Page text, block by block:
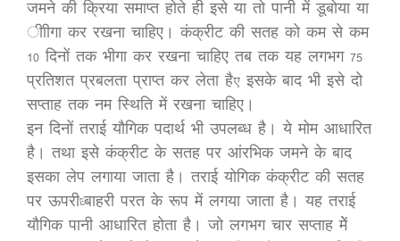
जमने की क्रिया समाप्त होते ही इसे या तो पानी में डूबोया या
ीाीगा कर रखना चाहिए। कंक्रीट की सतह को कम से कम
10 दिनों तक भीगा कर रखना चाहिए तब तक यह लगभग 75
प्रतिशत प्रबलता प्राप्त कर लेता है, इसके बाद भी इसे दो
सप्ताह तक नम स्थिति में रखना चाहिए।
इन दिनों तराई यौगिक पदार्थ भी उपलब्ध है। ये मोम आधारित
है। तथा इसे कंक्रीट के सतह पर आंरभिक जमने के बाद
इसका लेप लगाया जाता है। तराई योगिक कंक्रीट की सतह
पर ऊपरी/बाहरी परत के रूप में लगया जाता है। यह तराई
यौगिक पानी आधारित होता है। जो लगभग चार सप्ताह मेें